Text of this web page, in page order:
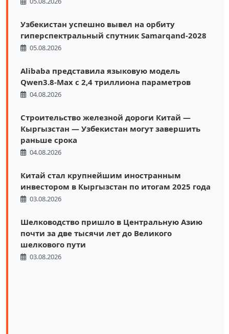
Узбекистан успешно вывел на орбиту
гиперспектральный спутник Samarqand-2028
05.08.2026
Alibaba представила языковую модель
Qwen3.8-Max с 2,4 триллиона параметров
04.08.2026
Строительство железной дороги Китай —
Кыргызстан — Узбекистан могут завершить
раньше срока
04.08.2026
Китай стал крупнейшим иностранным
инвестором в Кыргызстан по итогам 2025 года
03.08.2026
Шелководство пришло в Центральную Азию
почти за две тысячи лет до Великого
шелкового пути
03.08.2026